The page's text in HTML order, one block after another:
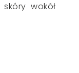
wokół